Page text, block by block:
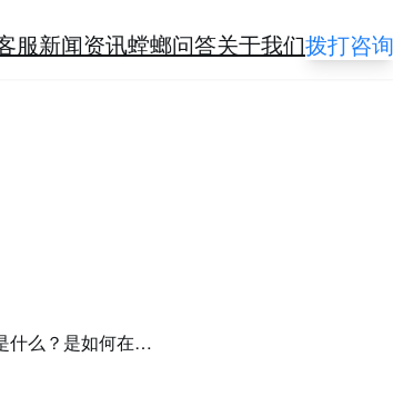
服新闻资讯螳螂问答关于我们拨打咨询
什么？是如何在…